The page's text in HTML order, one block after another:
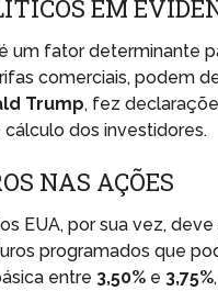
EM
um fator determinante
comerciais, podem
Trump, fez
dos investidores.
NAS AÇÕES
EUA, por sua vez,
programados que
entre 3,50% e 3,75%